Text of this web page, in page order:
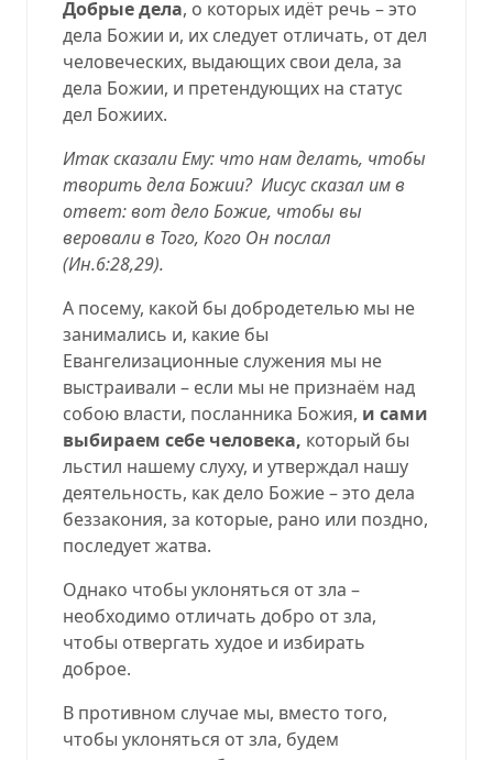
Добрые дела, о которых идёт речь – это
дела Божии и, их следует отличать, от дел
человеческих, выдающих свои дела, за
дела Божии, и претендующих на статус
дел Божиих.
Итак сказали Ему: что нам делать, чтобы
творить дела Божии? Иисус сказал им в
ответ: вот дело Божие, чтобы вы
веровали в Того, Кого Он послал
(Ин.6:28,29).
А посему, какой бы добродетелью мы не
занимались и, какие бы
Евангелизационные служения мы не
выстраивали – если мы не признаём над
собою власти, посланника Божия, и сами
выбираем себе человека, который бы
льстил нашему слуху, и утверждал нашу
деятельность, как дело Божие – это дела
беззакония, за которые, рано или поздно,
последует жатва.
Однако чтобы уклоняться от зла –
необходимо отличать добро от зла,
чтобы отвергать худое и избирать
доброе.
В противном случае мы, вместо того,
чтобы уклоняться от зла, будем